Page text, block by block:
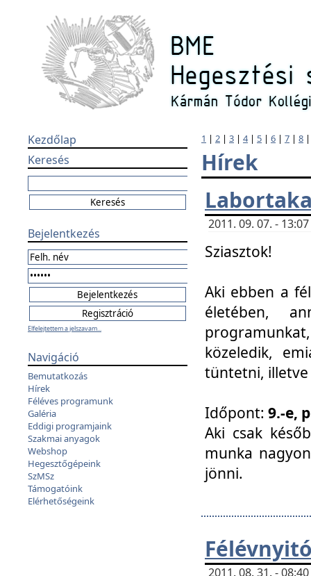
Kezdőlap
Keresés
Bejelentkezés
Elfelejtettem a jelszavam...
Navigáció
Bemutatkozás
Hírek
Féléves programunk
Galéria
Eddigi programjaink
Szakmai anyagok
Webshop
Hegesztőgépeink
SzMSz
Támogatóink
Elérhetőségeink
1 | 2 | 3 | 4| 5 | 6 | 7 | 8
Hírek
2011. 09. 07. -
Sziasztok!
Aki ebben a
életében,
közeledik,
tüntetni, illetve
Időpont: 9.-e,
Aki csak
munka
jönni.
2011. 08. 31. -